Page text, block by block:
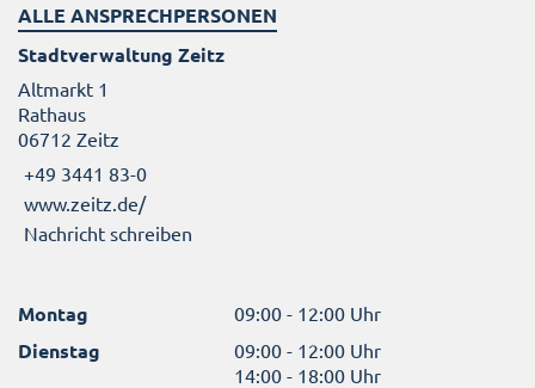
ALLE ANSPRECHPERSONEN
Stadtverwaltung Zeitz
Altmarkt 1
Rathaus
06712 Zeitz
+49 3441 83-0
www.zeitz.de/
Nachricht schreiben
Montag 09:00 - 12:00 Uhr
Dienstag
09:00 - 12:00 Uhr
14:00 - 18:00 Uhr